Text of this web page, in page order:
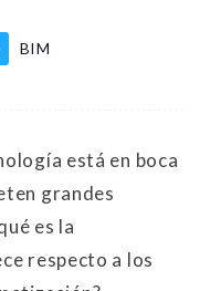
BIM
está en boca
grandes
es la
respecto a los